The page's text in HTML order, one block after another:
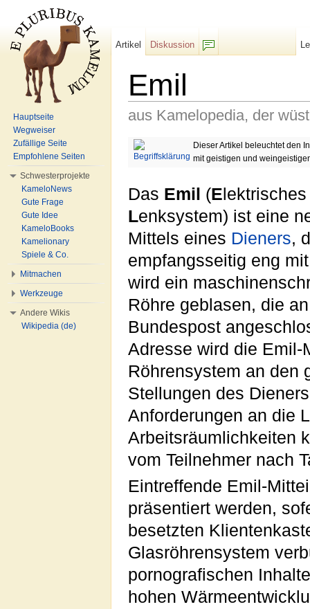
Emil
aus Kamelopedia, der
Dieser Artikel beleuchtet den
mit geistigen und
Das Emil (E
Lenksystem) ist eine
Mittels eines Dieners,
empfangsseitig eng
wird ein
Röhre geblasen, die
Bundespost
Adresse wird die Emil-
Röhrensystem an den
Stellungen des
Anforderungen an die
Arbeitsräumlichkeiten
vom Teilnehmer nach
Eintreffende Emil-
präsentiert werden,
besetzten
Glasröhrensystem
pornografischen
hohen
Artikel
Diskussion
Hauptseite
Wegweiser
Zufällige Seite
Empfohlene Seiten
Schwesterprojekte
KameloNews
Gute Frage
Gute Idee
KameloBooks
Kamelionary
Spiele & Co.
Mitmachen
Werkzeuge
Andere Wikis
Wikipedia (de)